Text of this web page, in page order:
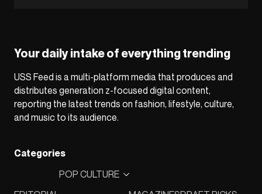
Your daily intake of everything trending
USS Feed is a multi-platform media that produces and
distributes generation z-focused digital content,
reporting the latest trends on fashion, lifestyle, culture,
and music to its audience.
Categories
POP CULTURE